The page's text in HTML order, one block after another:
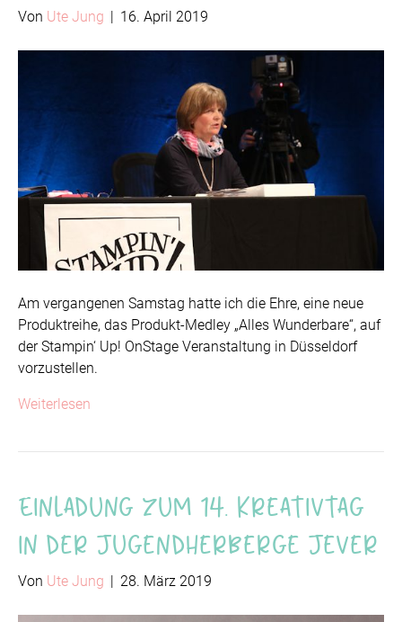
Von Ute Jung | 16. April 2019
Am vergangenen Samstag hatte ich die Ehre, eine neue
Produktreihe, das Produkt-Medley „Alles Wunderbare“, auf
der Stampin‘ Up! OnStage Veranstaltung in Düsseldorf
vorzustellen.
Weiterlesen
Einladung zum 14. Kreativtag
in der Jugendherberge Jever
Von Ute Jung | 28. März 2019